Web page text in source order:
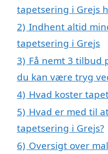
tapetsering i Grejs
2) Indhent altid
tapetsering i Grejs
3) Få nemt 3 tilbud
du kan være tryg
4) Hvad koster
5) Hvad er med til
tapetsering i Grejs?
6) Oversigt over